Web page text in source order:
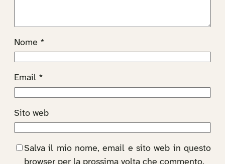
Nome *
Email *
Sito web
Salva il mio nome, email e sito web in questo